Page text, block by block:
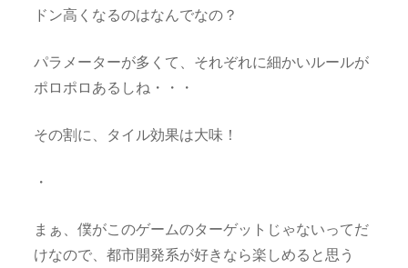
ドン高くなるのはなんでなの？
パラメーターが多くて、それぞれに細かいルールが
ポロポロあるしね・・・
その割に、タイル効果は大味！
・
まぁ、僕がこのゲームのターゲットじゃないってだ
けなので、都市開発系が好きなら楽しめると思う